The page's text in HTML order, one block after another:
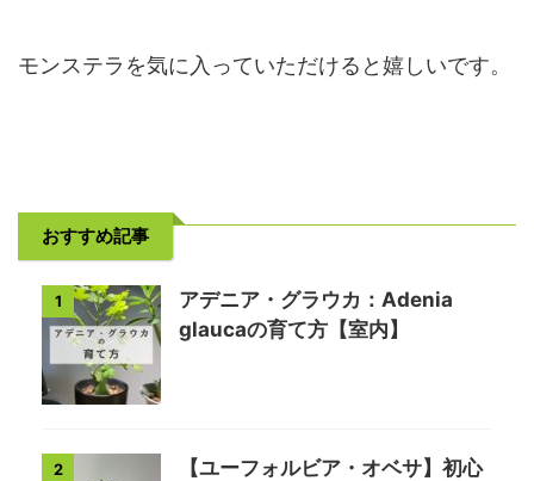
モンステラを気に入っていただけると嬉しいです。
おすすめ記事
1
アデニア・グラウカ：Adenia
glaucaの育て方【室内】
2
【ユーフォルビア・オベサ】初心